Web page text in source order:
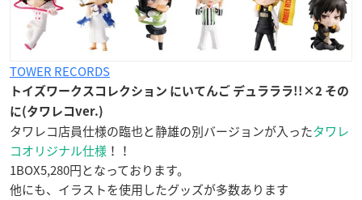
TOWER RECORDS
トイズワークスコレクション にいてんご デュラララ!!×2 その
に(タワレコver.)
タワレコ店員仕様の臨也と静雄の別バージョンが入ったタワレ
コオリジナル仕様 ！！
1BOX5,280円となっております。
他にも、イラストを使用したグッズが多数あります